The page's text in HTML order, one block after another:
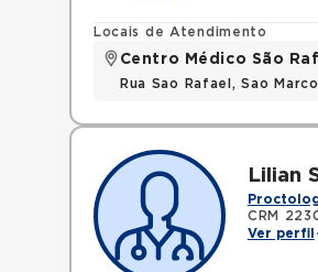
Locais de Atendimento
Centro Médico São
Rua Sao Rafael, Sao
Lilian
CRM
Ver perfil